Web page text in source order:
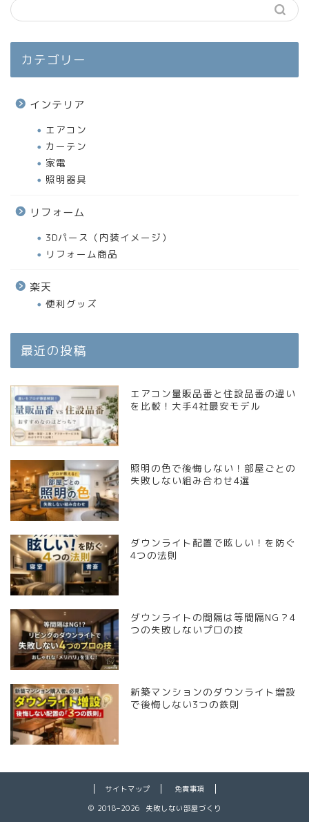
カテゴリー
インテリア
エアコン
カーテン
家電
照明器具
リフォーム
3Dパース（内装イメージ）
リフォーム商品
楽天
便利グッズ
最近の投稿
エアコン量販品番と住設品番の違い
を比較！大手4社最安モデル
照明の色で後悔しない！部屋ごとの
失敗しない組み合わせ4選
ダウンライト配置で眩しい！を防ぐ
4つの法則
ダウンライトの間隔は等間隔NG？4
つの失敗しないプロの技
新築マンションのダウンライト増設
で後悔しない3つの鉄則
サイトマップ
免責事項
2018–2026 失敗しない部屋づくり